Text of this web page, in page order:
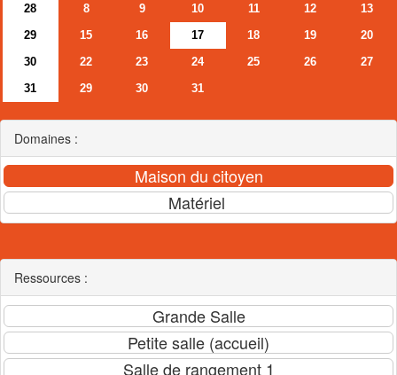
28
8 9 10 11 12
13
29
15 16 17 18 19
20
30
22 23 24 25 26
27
31
29 30 31
Domaines :
Ressources :